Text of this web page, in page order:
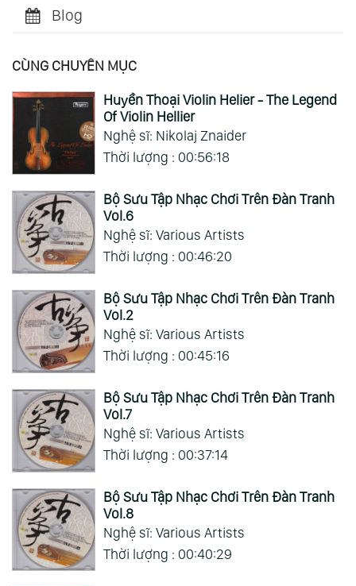
Blog
CÙNG CHUYÊN MỤC
Huyền Thoại Violin Helier - The Legend
Of Violin Hellier
Nghệ sĩ: Nikolaj Znaider
Thời lượng : 00:56:18
Bộ Sưu Tập Nhạc Chơi Trên Đàn Tranh
Vol.6
Nghệ sĩ: Various Artists
Thời lượng : 00:46:20
Bộ Sưu Tập Nhạc Chơi Trên Đàn Tranh
Vol.2
Nghệ sĩ: Various Artists
Thời lượng : 00:45:16
Bộ Sưu Tập Nhạc Chơi Trên Đàn Tranh
Vol.7
Nghệ sĩ: Various Artists
Thời lượng : 00:37:14
Bộ Sưu Tập Nhạc Chơi Trên Đàn Tranh
Vol.8
Nghệ sĩ: Various Artists
Thời lượng : 00:40:29